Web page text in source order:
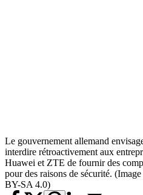
Le gouvernement allemand
interdire rétroactivement aux
Huawei et ZTE de fournir des
pour des raisons de sécurité.
BY-SA 4.0)